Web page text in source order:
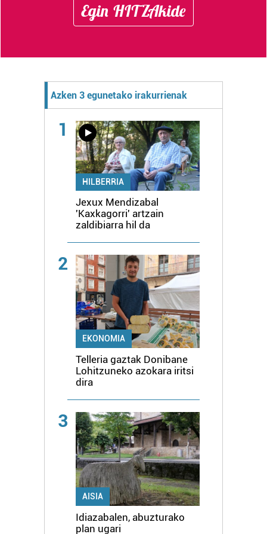
Egin HITZAkide
Azken 3 egunetako irakurrienak
1
HILBERRIA
Jexux Mendizabal
'Kaxkagorri' artzain
zaldibiarra hil da
2
EKONOMIA
Telleria gaztak Donibane
Lohitzuneko azokara iritsi
dira
3
AISIA
Idiazabalen, abuzturako
plan ugari